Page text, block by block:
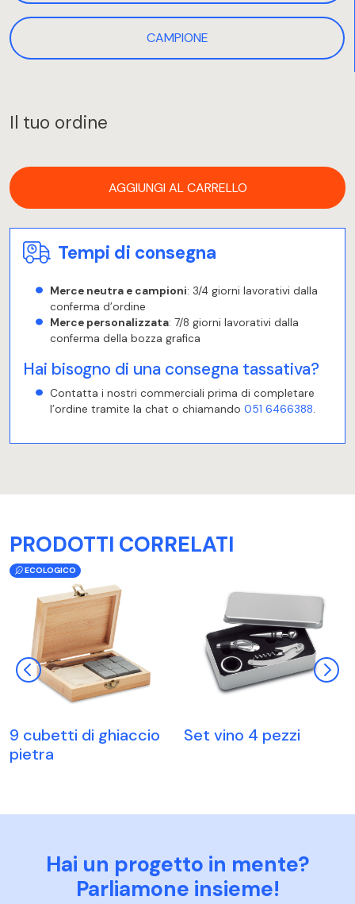
CAMPIONE
Il tuo ordine
AGGIUNGI AL CARRELLO
Tempi di consegna
Merce neutra e campioni: 3/4 giorni lavorativi dalla
conferma d’ordine
Merce personalizzata: 7/8 giorni lavorativi dalla
conferma della bozza grafica
Hai bisogno di una consegna tassativa?
Contatta i nostri commerciali prima di completare
l’ordine tramite la chat o chiamando 051 6466388.
PRODOTTI CORRELATI
ECOLOGICO
9 cubetti di ghiaccio
pietra
Set vino 4 pezzi
Hai un progetto in mente?
Parliamone insieme!